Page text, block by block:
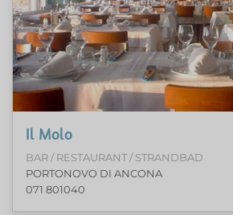
Il Molo
BAR / RESTAURANT / STRANDBAD
PORTONOVO DI ANCONA
071 801040